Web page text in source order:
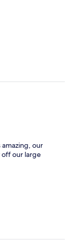
amazing, our
off our large